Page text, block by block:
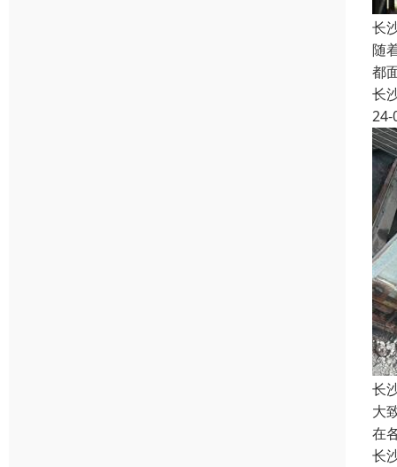
长
随
都
长
24-
长
大
在
长